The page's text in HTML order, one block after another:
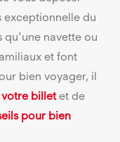
exceptionnelle du
navette ou
et font
bien voyager, il
billetet de
pour bien